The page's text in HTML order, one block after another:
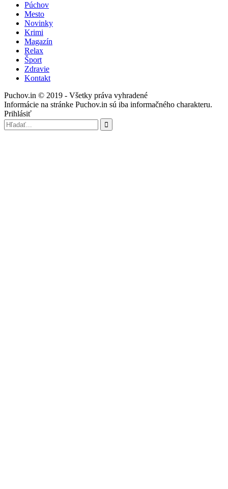
Púchov
Mesto
Novinky
Krimi
Magazín
Relax
Šport
Zdravie
Kontakt
Puchov.in © 2019 - Všetky práva vyhradené
Informácie na stránke Puchov.in sú iba informačného charakteru.
Prihlásiť